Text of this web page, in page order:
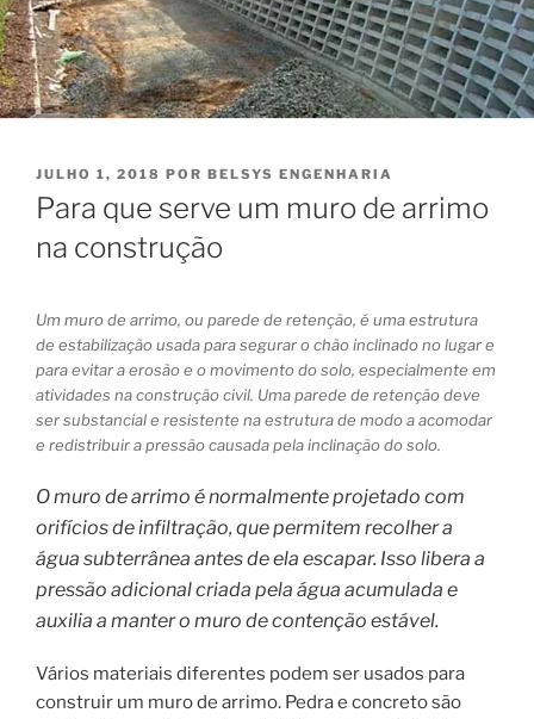
PUBLICADO
EM
JULHO 1, 2018 POR BELSYS ENGENHARIA
Para que serve um muro de arrimo
na construção
Um muro de arrimo, ou parede de retenção, é uma estrutura
de estabilização usada para segurar o chão inclinado no lugar e
para evitar a erosão e o movimento do solo, especialmente em
atividades na construção civil. Uma parede de retenção deve
ser substancial e resistente na estrutura de modo a acomodar
e redistribuir a pressão causada pela inclinação do solo.
O muro de arrimo é normalmente projetado com
orifícios de infiltração, que permitem recolher a
água subterrânea antes de ela escapar. Isso libera a
pressão adicional criada pela água acumulada e
auxilia a manter o muro de contenção estável.
Vários materiais diferentes podem ser usados para
construir um muro de arrimo. Pedra e concreto são